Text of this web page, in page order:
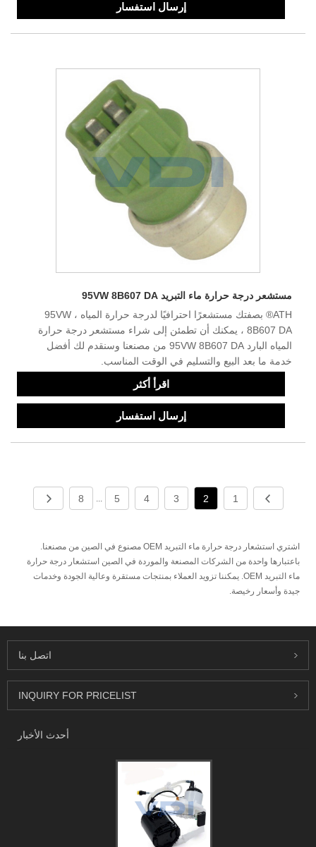
إرسال استفسار
مستشعر درجة حرارة ماء التبريد 95VW 8B607 DA
ATH® بصفتك مستشعرًا احترافيًا لدرجة حرارة المياه ، 95VW
8B607 DA ، يمكنك أن تطمئن إلى شراء مستشعر درجة حرارة
المياه البارد 95VW 8B607 DA من مصنعنا وسنقدم لك أفضل
خدمة ما بعد البيع والتسليم في الوقت المناسب.
اقرأ أكثر
إرسال استفسار
1
2
3
4
5
...
8
اشتري استشعار درجة حرارة ماء التبريد OEM مصنوع في الصين من مصنعنا.
باعتبارها واحدة من الشركات المصنعة والموردة في الصين استشعار درجة حرارة
ماء التبريد OEM. يمكننا تزويد العملاء بمنتجات مستقرة وعالية الجودة وخدمات
جيدة وأسعار رخيصة.
اتصل بنا
INQUIRY FOR PRICELIST
أحدث الأخبار